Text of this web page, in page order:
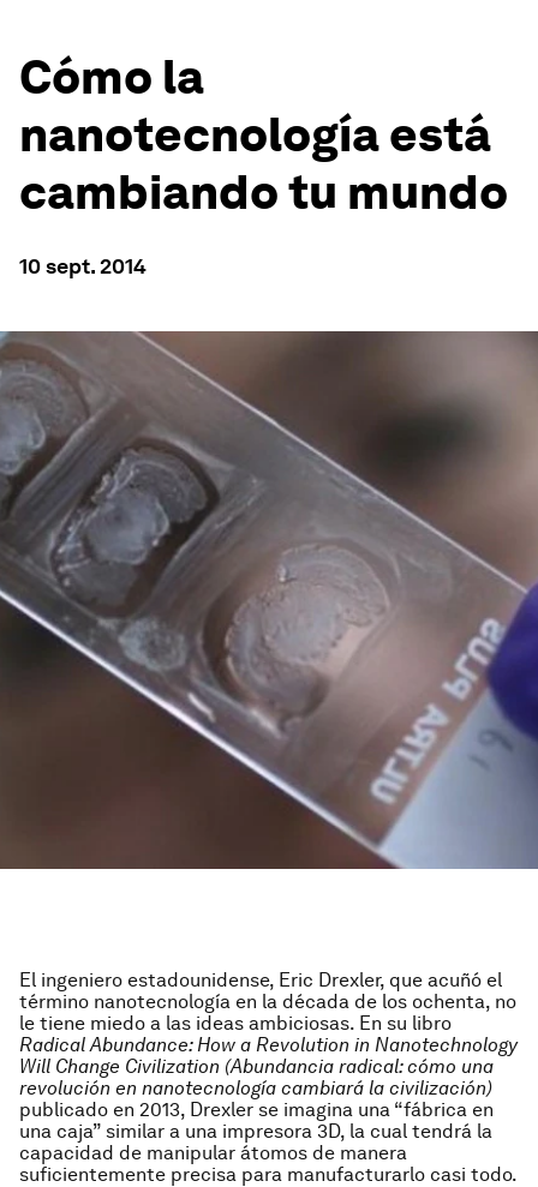
Cómo la
nanotecnología está
cambiando tu mundo
10 sept. 2014
El ingeniero estadounidense, Eric Drexler, que acuñó el
término nanotecnología en la década de los ochenta, no
le tiene miedo a las ideas ambiciosas. En su libro
Radical Abundance: How a Revolution in Nanotechnology
Will Change Civilization (Abundancia radical: cómo una
revolución en nanotecnología cambiará la civilización)
publicado en 2013, Drexler se imagina una “fábrica en
una caja” similar a una impresora 3D, la cual tendrá la
capacidad de manipular átomos de manera
suficientemente precisa para manufacturarlo casi todo.